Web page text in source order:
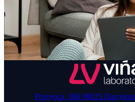
Provença, 386 08025